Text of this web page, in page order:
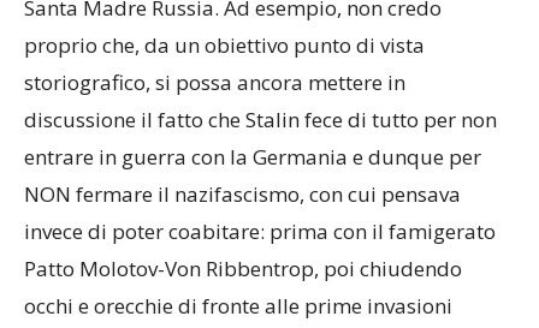
Santa Madre Russia. Ad esempio, non credo
proprio che, da un obiettivo punto di vista
storiografico, si possa ancora mettere in
discussione il fatto che Stalin fece di tutto per non
entrare in guerra con la Germania e dunque per
NON fermare il nazifascismo, con cui pensava
invece di poter coabitare: prima con il famigerato
Patto Molotov-Von Ribbentrop, poi chiudendo
occhi e orecchie di fronte alle prime invasioni